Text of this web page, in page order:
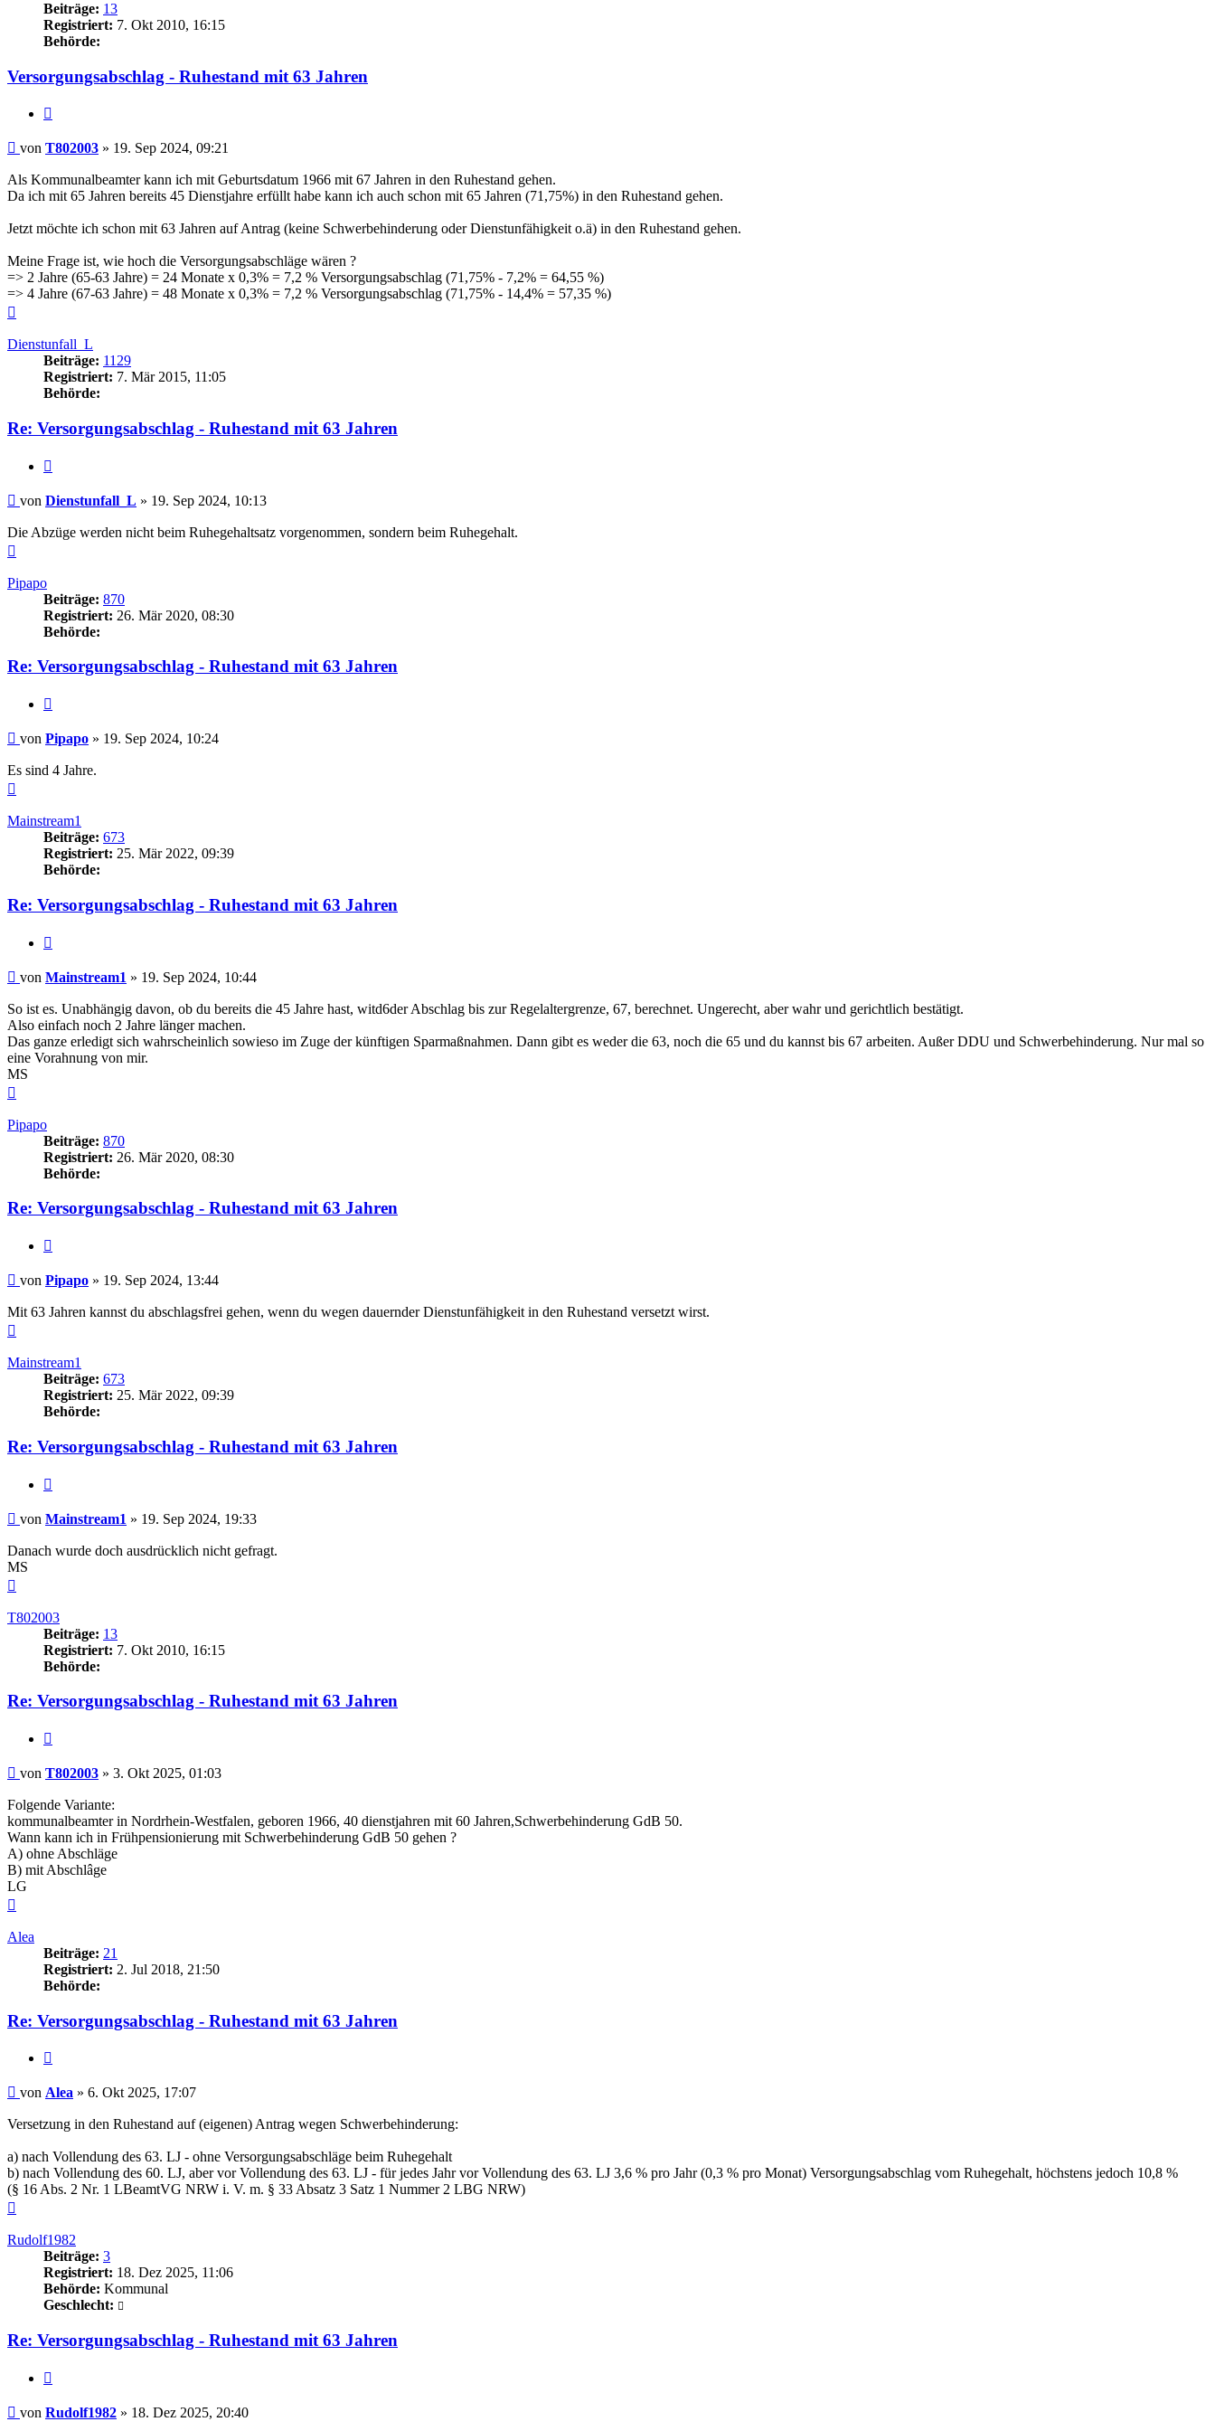
Beiträge: 13
Registriert: 7. Okt 2010, 16:15
Behörde:
Versorgungsabschlag - Ruhestand mit 63 Jahren
Beitrag
von T802003 » 19. Sep 2024, 09:21
Als Kommunalbeamter kann ich mit Geburtsdatum 1966 mit 67 Jahren in den Ruhestand gehen.
Da ich mit 65 Jahren bereits 45 Dienstjahre erfüllt habe kann ich auch schon mit 65 Jahren (71,75%) in den Ruhestand gehen.
Jetzt möchte ich schon mit 63 Jahren auf Antrag (keine Schwerbehinderung oder Dienstunfähigkeit o.ä) in den Ruhestand gehen.
Meine Frage ist, wie hoch die Versorgungsabschläge wären ?
=> 2 Jahre (65-63 Jahre) = 24 Monate x 0,3% = 7,2 % Versorgungsabschlag (71,75% - 7,2% = 64,55 %)
=> 4 Jahre (67-63 Jahre) = 48 Monate x 0,3% = 7,2 % Versorgungsabschlag (71,75% - 14,4% = 57,35 %)
Dienstunfall_L
Beiträge: 1129
Registriert: 7. Mär 2015, 11:05
Behörde:
Re: Versorgungsabschlag - Ruhestand mit 63 Jahren
Beitrag
von Dienstunfall_L » 19. Sep 2024, 10:13
Die Abzüge werden nicht beim Ruhegehaltsatz vorgenommen, sondern beim Ruhegehalt.
Pipapo
Beiträge: 870
Registriert: 26. Mär 2020, 08:30
Behörde:
Re: Versorgungsabschlag - Ruhestand mit 63 Jahren
Beitrag
von Pipapo » 19. Sep 2024, 10:24
Es sind 4 Jahre.
Mainstream1
Beiträge: 673
Registriert: 25. Mär 2022, 09:39
Behörde:
Re: Versorgungsabschlag - Ruhestand mit 63 Jahren
Beitrag
von Mainstream1 » 19. Sep 2024, 10:44
So ist es. Unabhängig davon, ob du bereits die 45 Jahre hast, witd6der Abschlag bis zur Regelaltergrenze, 67, berechnet. Ungerecht, aber wahr und gerichtlich bestätigt.
Also einfach noch 2 Jahre länger machen.
Das ganze erledigt sich wahrscheinlich sowieso im Zuge der künftigen Sparmaßnahmen. Dann gibt es weder die 63, noch die 65 und du kannst bis 67 arbeiten. Außer DDU und Schwerbehinderung. Nur mal so
eine Vorahnung von mir.
MS
Pipapo
Beiträge: 870
Registriert: 26. Mär 2020, 08:30
Behörde:
Re: Versorgungsabschlag - Ruhestand mit 63 Jahren
Beitrag
von Pipapo » 19. Sep 2024, 13:44
Mit 63 Jahren kannst du abschlagsfrei gehen, wenn du wegen dauernder Dienstunfähigkeit in den Ruhestand versetzt wirst.
Mainstream1
Beiträge: 673
Registriert: 25. Mär 2022, 09:39
Behörde:
Re: Versorgungsabschlag - Ruhestand mit 63 Jahren
Beitrag
von Mainstream1 » 19. Sep 2024, 19:33
Danach wurde doch ausdrücklich nicht gefragt.
MS
T802003
Beiträge: 13
Registriert: 7. Okt 2010, 16:15
Behörde:
Re: Versorgungsabschlag - Ruhestand mit 63 Jahren
Beitrag
von T802003 » 3. Okt 2025, 01:03
Folgende Variante:
kommunalbeamter in Nordrhein-Westfalen, geboren 1966, 40 dienstjahren mit 60 Jahren,Schwerbehinderung GdB 50.
Wann kann ich in Frühpensionierung mit Schwerbehinderung GdB 50 gehen ?
A) ohne Abschläge
B) mit Abschlâge
LG
Alea
Beiträge: 21
Registriert: 2. Jul 2018, 21:50
Behörde:
Re: Versorgungsabschlag - Ruhestand mit 63 Jahren
Beitrag
von Alea » 6. Okt 2025, 17:07
Versetzung in den Ruhestand auf (eigenen) Antrag wegen Schwerbehinderung:
a) nach Vollendung des 63. LJ - ohne Versorgungsabschläge beim Ruhegehalt
b) nach Vollendung des 60. LJ, aber vor Vollendung des 63. LJ - für jedes Jahr vor Vollendung des 63. LJ 3,6 % pro Jahr (0,3 % pro Monat) Versorgungsabschlag vom Ruhegehalt, höchstens jedoch 10,8 %
(§ 16 Abs. 2 Nr. 1 LBeamtVG NRW i. V. m. § 33 Absatz 3 Satz 1 Nummer 2 LBG NRW)
Rudolf1982
Beiträge: 3
Registriert: 18. Dez 2025, 11:06
Behörde: Kommunal
Geschlecht:
Re: Versorgungsabschlag - Ruhestand mit 63 Jahren
Beitrag
von Rudolf1982 » 18. Dez 2025, 20:40